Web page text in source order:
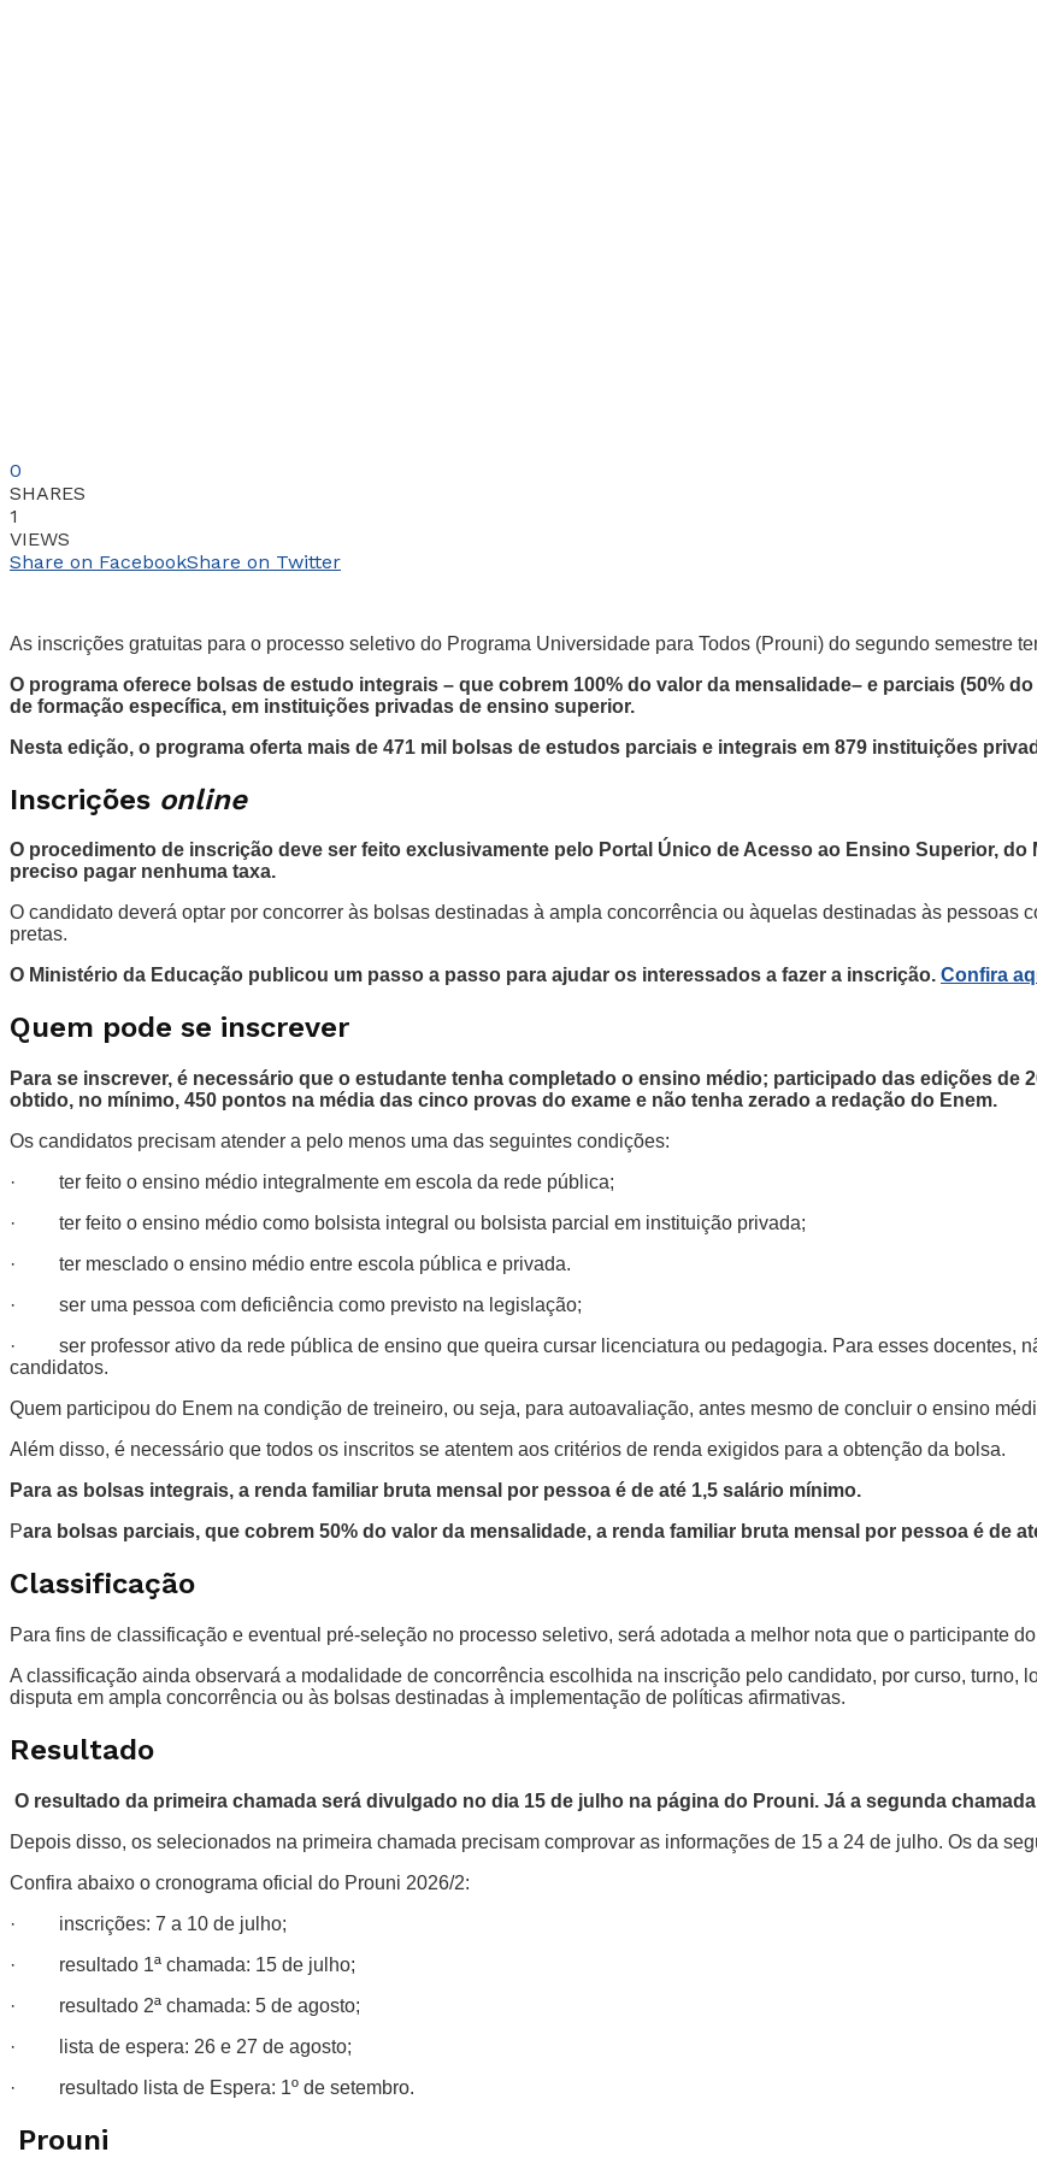
0
SHARES
1
VIEWS
Share on FacebookShare on Twitter
As inscrições gratuitas para o processo seletivo do Programa Universidade para Todos (Prouni) do segundo semestre
O programa oferece bolsas de estudo integrais – que cobrem 100% do valor da mensalidade– e parciais (50%
de formação específica, em instituições privadas de ensino superior.
Nesta edição, o programa oferta mais de 471 mil bolsas de estudos parciais e integrais em 879 instituições
Inscrições online
O procedimento de inscrição deve ser feito exclusivamente pelo Portal Único de Acesso ao Ensino Superior, do
preciso pagar nenhuma taxa.
O candidato deverá optar por concorrer às bolsas destinadas à ampla concorrência ou àquelas destinadas às pessoas
pretas.
O Ministério da Educação publicou um passo a passo para ajudar os interessados a fazer a inscrição. Confira
Quem pode se inscrever
Para se inscrever, é necessário que o estudante tenha completado o ensino médio; participado das edições de
obtido, no mínimo, 450 pontos na média das cinco provas do exame e não tenha zerado a redação do Enem.
Os candidatos precisam atender a pelo menos uma das seguintes condições:
· ter feito o ensino médio integralmente em escola da rede pública;
· ter feito o ensino médio como bolsista integral ou bolsista parcial em instituição privada;
· ter mesclado o ensino médio entre escola pública e privada.
· ser uma pessoa com deficiência como previsto na legislação;
· ser professor ativo da rede pública de ensino que queira cursar licenciatura ou pedagogia. Para esses docentes,
candidatos.
Quem participou do Enem na condição de treineiro, ou seja, para autoavaliação, antes mesmo de concluir o ensino
Além disso, é necessário que todos os inscritos se atentem aos critérios de renda exigidos para a obtenção da bolsa.
Para as bolsas integrais, a renda familiar bruta mensal por pessoa é de até 1,5 salário mínimo.
Para bolsas parciais, que cobrem 50% do valor da mensalidade, a renda familiar bruta mensal por pessoa é de
Classificação
Para fins de classificação e eventual pré-seleção no processo seletivo, será adotada a melhor nota que o participante
A classificação ainda observará a modalidade de concorrência escolhida na inscrição pelo candidato, por curso, turno,
disputa em ampla concorrência ou às bolsas destinadas à implementação de políticas afirmativas.
Resultado
O resultado da primeira chamada será divulgado no dia 15 de julho na página do Prouni. Já a segunda
Depois disso, os selecionados na primeira chamada precisam comprovar as informações de 15 a 24 de julho. Os da
Confira abaixo o cronograma oficial do Prouni 2026/2:
· inscrições: 7 a 10 de julho;
· resultado 1ª chamada: 15 de julho;
· resultado 2ª chamada: 5 de agosto;
· lista de espera: 26 e 27 de agosto;
· resultado lista de Espera: 1º de setembro.
Prouni